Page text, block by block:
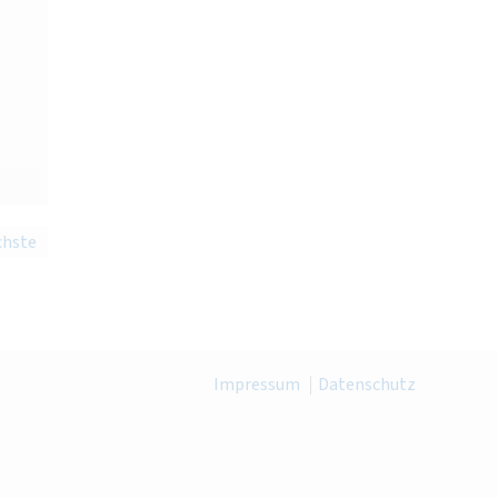
Impressum Datenschutz